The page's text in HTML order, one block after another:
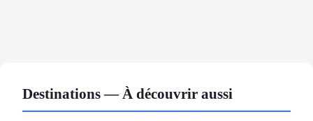
Destinations — À découvrir aussi